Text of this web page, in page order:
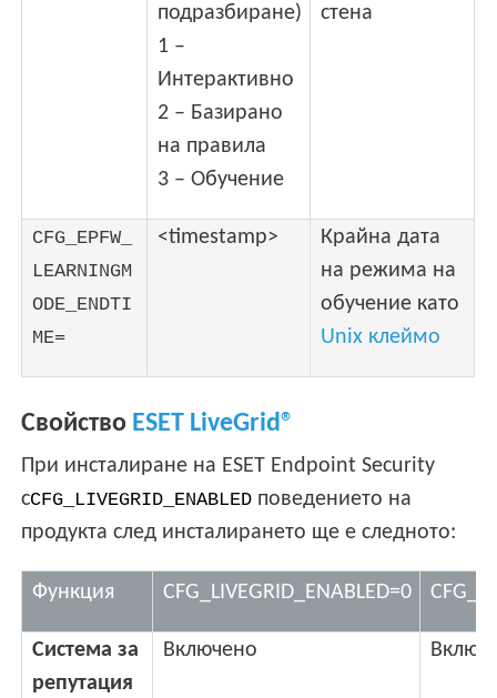
подразбиране)
1 –
Интерактивно
2 – Базирано
на правила
3 – Обучение
стена
CFG_EPFW_
LEARNINGM
ODE_ENDTI
ME=
<timestamp>
Крайна дата
на режима на
обучение като
Unix клеймо
Свойство ESET LiveGrid®
При инсталиране на ESET Endpoint Security
сCFG_LIVEGRID_ENABLED поведението на
продукта след инсталирането ще е следното:
Функция CFG_LIVEGRID_ENABLED=0
Система за
репутация
Включено